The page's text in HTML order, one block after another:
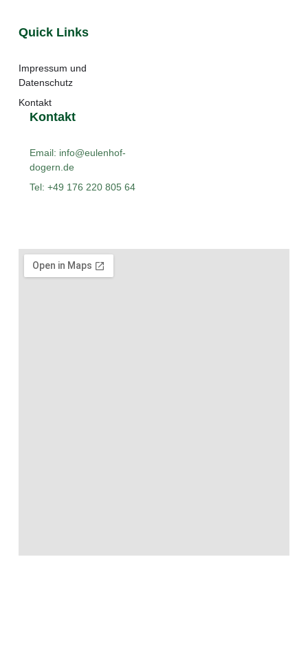
Quick Links
Impressum und
Datenschutz
Kontakt
Kontakt
Email: info@eulenhof-
dogern.de
Tel: +49 176 220 805 64